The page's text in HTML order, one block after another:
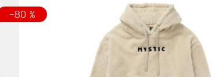
-80 %